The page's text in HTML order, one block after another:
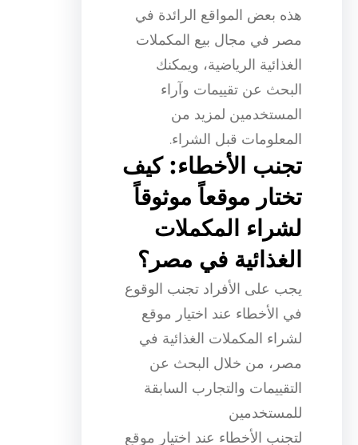
هذه بعض المواقع الرائدة في
مصر في مجال بيع المكملات
الغذائية الرياضية، ويمكنك
البحث عن تقييمات وآراء
المستخدمين لمزيد من
المعلومات قبل الشراء.
تجنب الأخطاء: كيف
تختار موقعاً موثوقاً
لشراء المكملات
الغذائية في مصر؟
يجب على الأفراد تجنب الوقوع
في الأخطاء عند اختيار موقع
لشراء المكملات الغذائية في
مصر، من خلال البحث عن
التقييمات والتجارب السابقة
للمستخدمين
لتجنب الأخطاء عند اختيار موقع